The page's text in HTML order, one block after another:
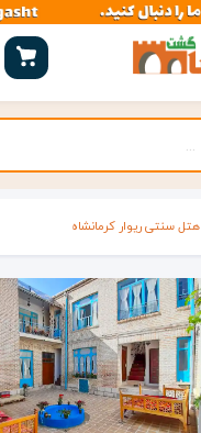
هتل سنتی ریوار کرمانشاه